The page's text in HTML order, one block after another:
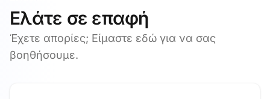
Ελάτε σε επαφή
Έχετε απορίες; Είμαστε εδώ για να σας
βοηθήσουμε.